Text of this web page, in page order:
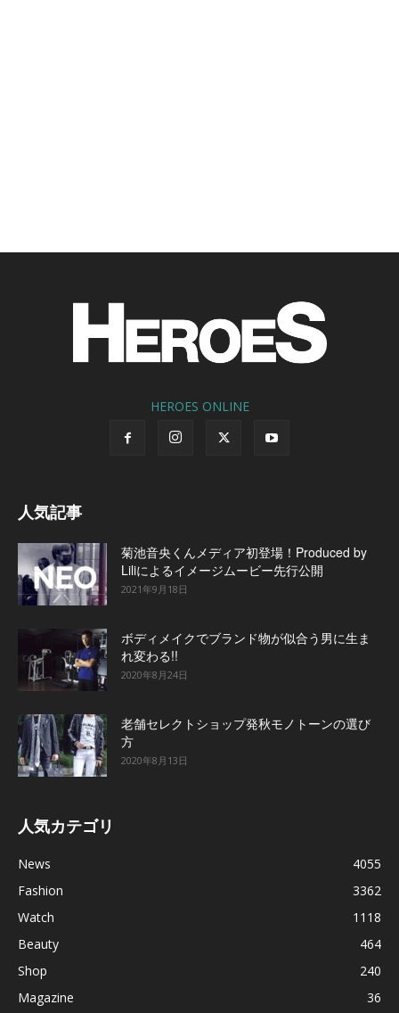
HEROES ONLINE
人気記事
菊池音央くんメディア初登場！Produced by
Liliによるイメージムービー先行公開
2021年9月18日
ボディメイクでブランド物が似合う男に生ま
れ変わる!!
2020年8月24日
老舗セレクトショップ発秋モノトーンの選び
方
2020年8月13日
人気カテゴリ
News
4055
Fashion
3362
Watch
1118
Beauty
464
Shop
240
Magazine
36